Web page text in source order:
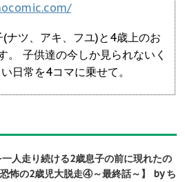
ナツ、アキ、フユ)と4歳上のお
。 子供達の今しか見られないく
日常を4コマに乗せて。
人走り続ける2歳息子の前に現れたの
怖の2歳児大脱走④～最終話～】 by ち